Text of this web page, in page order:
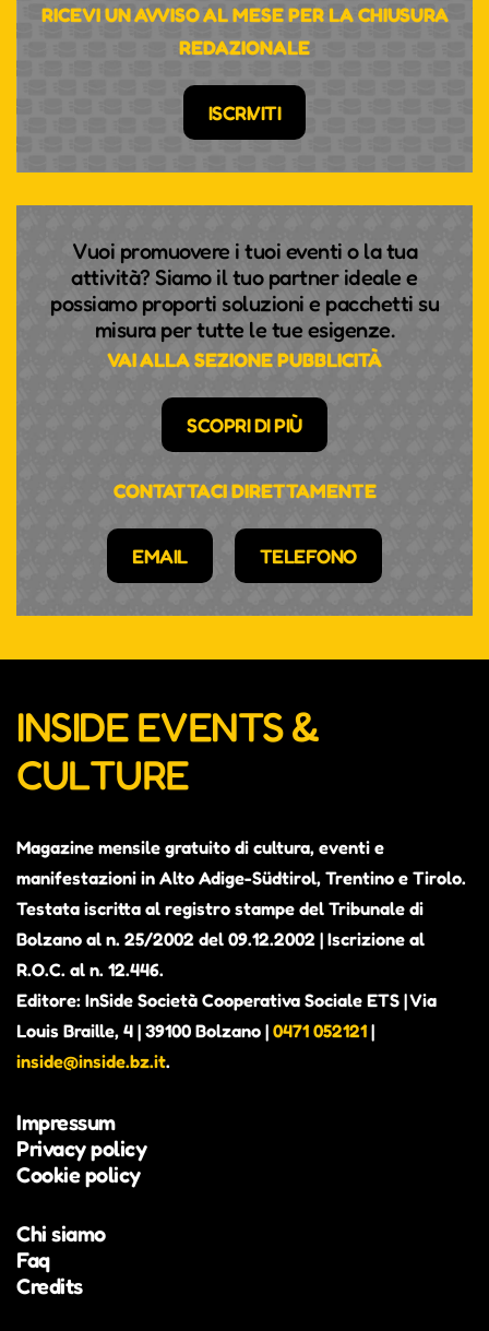
RICEVI UN AVVISO AL MESE PER LA CHIUSURA
REDAZIONALE
ISCRIVITI
Vuoi promuovere i tuoi eventi o la tua
attività? Siamo il tuo partner ideale e
possiamo proporti soluzioni e pacchetti su
misura per tutte le tue esigenze.
VAI ALLA SEZIONE PUBBLICITÀ
SCOPRI DI PIÙ
CONTATTACI DIRETTAMENTE
EMAIL TELEFONO
INSIDE EVENTS &
CULTURE
Magazine mensile gratuito di cultura, eventi e
manifestazioni in Alto Adige-Südtirol, Trentino e Tirolo.
Testata iscritta al registro stampe del Tribunale di
Bolzano al n. 25/2002 del 09.12.2002 | Iscrizione al
R.O.C. al n. 12.446.
Editore: InSide Società Cooperativa Sociale ETS | Via
Louis Braille, 4 | 39100 Bolzano | 0471 052121 |
inside@inside.bz.it.
Impressum
Privacy policy
Cookie policy
Chi siamo
Faq
Credits